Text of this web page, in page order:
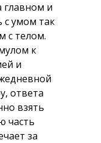
главном и
с умом так
с телом.
к
и
ответа
взять
часть
за